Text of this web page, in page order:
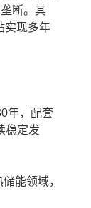
断。其
实现多年
年，配套
稳定发
能领域，